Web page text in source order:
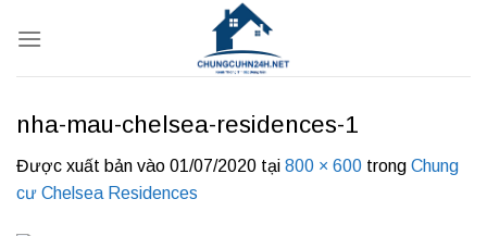
qua
nha-mau-chelsea-residences-1
Được xuất bản vào 01/07/2020 tại 800 × 600 trong Chung
cư Chelsea Residences